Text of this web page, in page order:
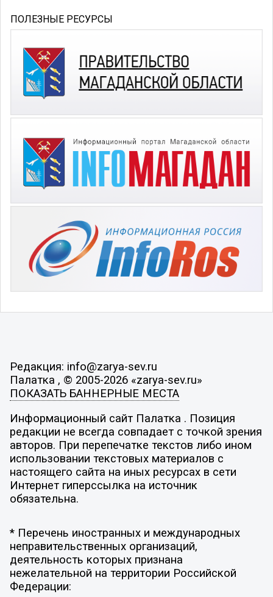
ПОЛЕЗНЫЕ РЕСУРСЫ
Редакция: info@zarya-sev.ru
Палатка , © 2005-2026 «zarya-sev.ru»
ПОКАЗАТЬ БАННЕРНЫЕ МЕСТА
Информационный сайт Палатка . Позиция
редакции не всегда совпадает с точкой зрения
авторов. При перепечатке текстов либо ином
использовании текстовых материалов с
настоящего сайта на иных ресурсах в сети
Интернет гиперссылка на источник
обязательна.
* Перечень иностранных и международных
неправительственных организаций,
деятельность которых признана
нежелательной на территории Российской
Федерации: